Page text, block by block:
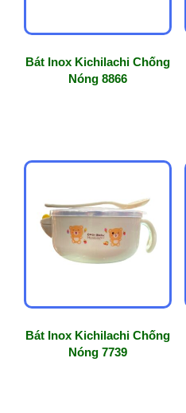
Bát Inox Kichilachi Chống
Nóng 8866
Bát Inox Kichilachi Chống
Nóng 7739